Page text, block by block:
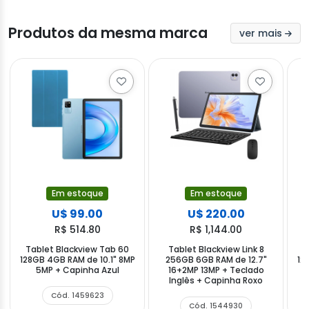
Produtos da mesma marca ver mais
Em estoque
U$ 99.00
R$ 514.80
Tablet Blackview Tab 60
128GB 4GB RAM de 10.1" 8MP
5MP + Capinha Azul
Cód. 1459623
Em estoque
U$ 220.00
R$ 1,144.00
Tablet Blackview Link 8
256GB 6GB RAM de 12.7"
16+2MP 13MP + Teclado
Inglês + Capinha Roxo
Cód. 1544930